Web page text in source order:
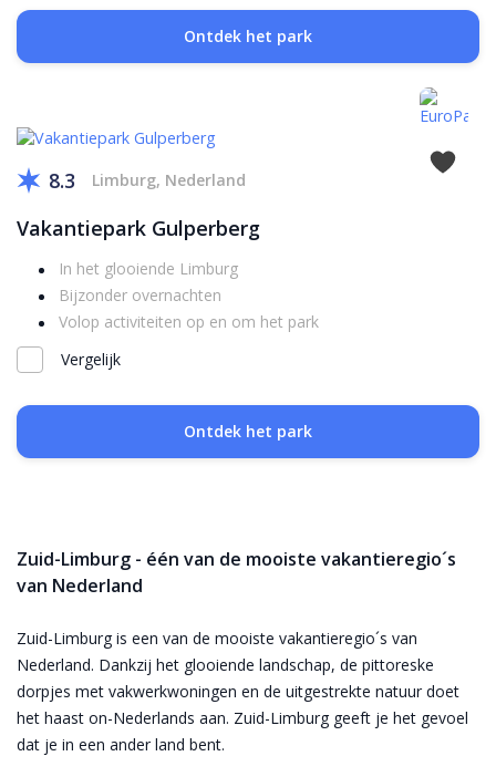
Ontdek het park
8.3 Limburg, Nederland
Vakantiepark Gulperberg
In het glooiende Limburg
Bijzonder overnachten
Volop activiteiten op en om het park
Vergelijk
Ontdek het park
Zuid-Limburg - één van de mooiste vakantieregio´s
van Nederland
Zuid-Limburg is een van de mooiste vakantieregio´s van
Nederland. Dankzij het glooiende landschap, de pittoreske
dorpjes met vakwerkwoningen en de uitgestrekte natuur doet
het haast on-Nederlands aan. Zuid-Limburg geeft je het gevoel
dat je in een ander land bent.